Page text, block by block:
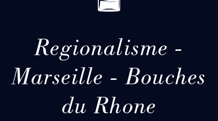
Regionalisme -
Marseille - Bouches
du Rhone